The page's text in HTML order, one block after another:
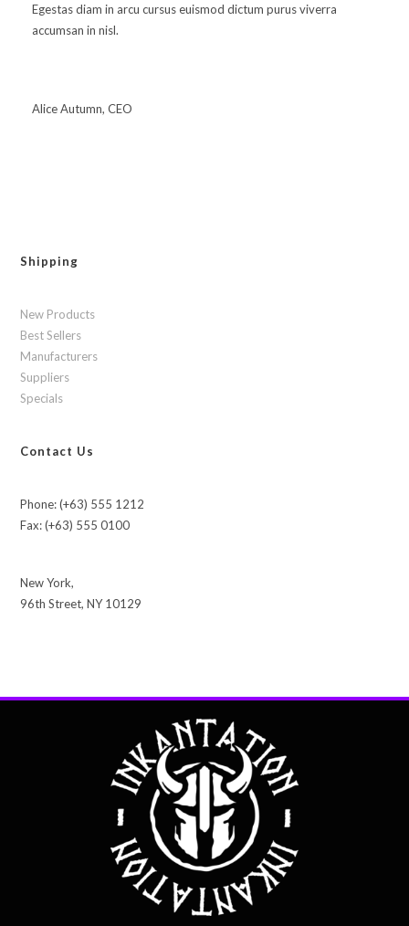
Egestas diam in arcu cursus euismod dictum purus viverra
accumsan in nisl.
Alice Autumn, CEO
Shipping
New Products
Best Sellers
Manufacturers
Suppliers
Specials
Contact Us
Phone: (+63) 555 1212
Fax: (+63) 555 0100
New York,
96th Street, NY 10129